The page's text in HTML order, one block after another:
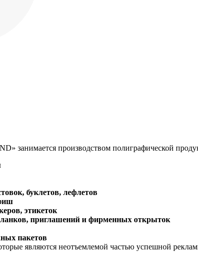
занимается производством полиграфической
буклетов, лефлетов
этикеток
приглашений и фирменных открыток
пакетов
являются неотъемлемой частью успешной